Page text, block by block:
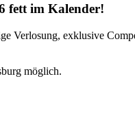
fett im Kalender!
Verlosung, exklusive
möglich.